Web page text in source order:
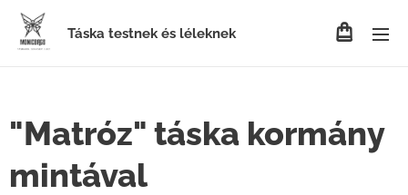
Táska testnek és léleknek
"Matróz" táska kormány
mintával